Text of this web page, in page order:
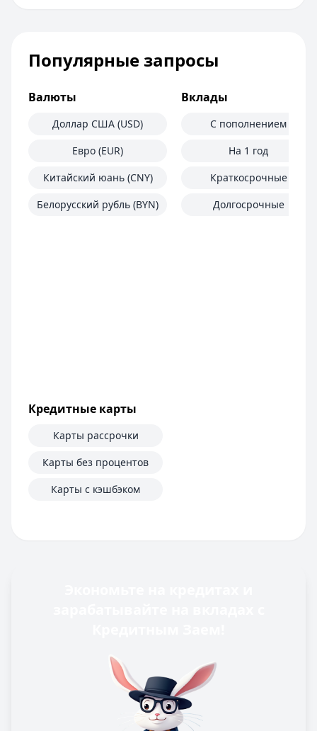
Популярные запросы
Валюты
Доллар США (USD)
Евро (EUR)
Китайский юань (CNY)
Белорусский рубль (BYN)
Вклады
С пополнением
На 1 год
Краткосрочные
Долгосрочные
Кредитные карты
Карты рассрочки
Карты без процентов
Карты с кэшбэком